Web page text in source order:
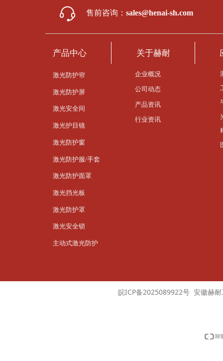
激光防护帘
激光防护屏
激光安全间
激光护目镜
激光防护窗
激光防护服/手套
激光防护面罩
激光挡光板
激光防护罩
激光安全锁
主动式激光防护
产品中心 关于赫耐
售前咨询： sales@henai-sh.com
企业概况
公司动态
产品资讯
行业资讯
皖ICP备2025089922号 安徽赫